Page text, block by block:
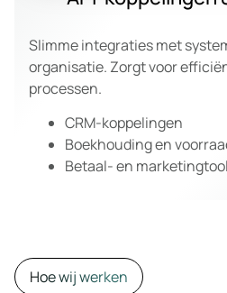
Slimme integraties met
organisatie. Zorgt voor
processen.
CRM-koppelingen
Boekhouding en
Betaal- en
Hoe wij werken